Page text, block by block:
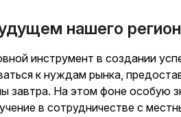
нашего
инструмент в создании
к нуждам рынка,
завтра. На этом фоне особую
в сотрудничестве с